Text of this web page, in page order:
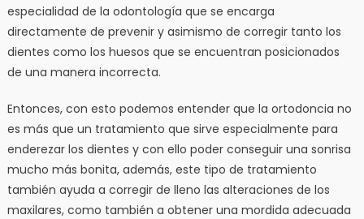
especialidad de la odontología que se encarga
directamente de prevenir y asimismo de corregir tanto los
dientes como los huesos que se encuentran posicionados
de una manera incorrecta.
Entonces, con esto podemos entender que la ortodoncia no
es más que un tratamiento que sirve especialmente para
enderezar los dientes y con ello poder conseguir una sonrisa
mucho más bonita, además, este tipo de tratamiento
también ayuda a corregir de lleno las alteraciones de los
maxilares, como también a obtener una mordida adecuada